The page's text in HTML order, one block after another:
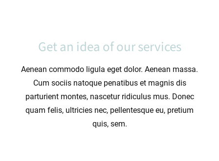
Get an idea of our services
Aenean commodo ligula eget dolor. Aenean massa.
Cum sociis natoque penatibus et magnis dis
parturient montes, nascetur ridiculus mus. Donec
quam felis, ultricies nec, pellentesque eu, pretium
quis, sem.